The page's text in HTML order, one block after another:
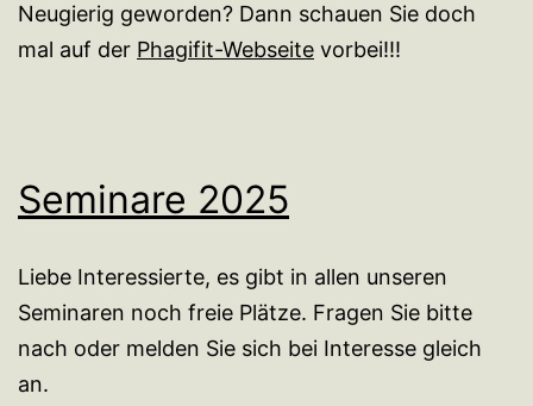
Neugierig geworden? Dann schauen Sie doch
mal auf der Phagifit-Webseite vorbei!!!
Seminare 2025
Liebe Interessierte, es gibt in allen unseren
Seminaren noch freie Plätze. Fragen Sie bitte
nach oder melden Sie sich bei Interesse gleich
an.